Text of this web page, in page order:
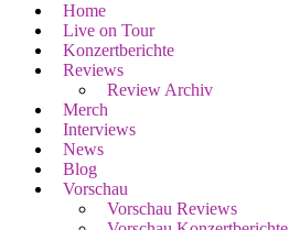
Home
Live on Tour
Konzertberichte
Reviews
Review Archiv
Merch
Interviews
News
Blog
Vorschau
Vorschau Reviews